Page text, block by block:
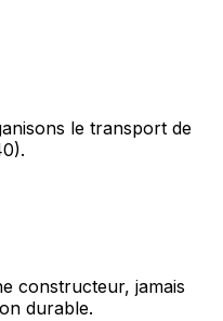
le transport de
constructeur, jamais
durable.